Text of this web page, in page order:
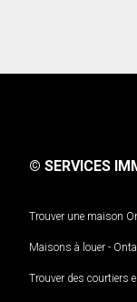
© SERVICES
Trouver une maison
Maisons à louer -
Trouver des courtiers